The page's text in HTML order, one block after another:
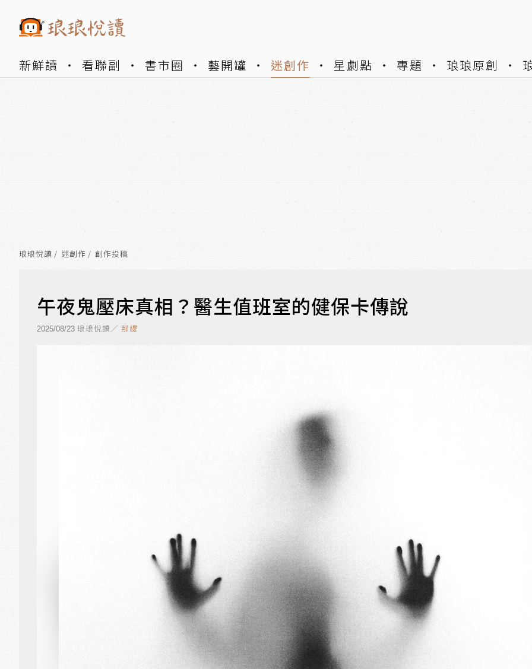
新鮮讀 看聯副 書市圈 藝開罐 迷創作 星劇點 專題 琅琅原創
琅琅悅讀 迷創作 創作投稿
午夜鬼壓床真相？醫生值班室的健保卡傳說
2025/08/23 琅琅悅讀／ 那緹